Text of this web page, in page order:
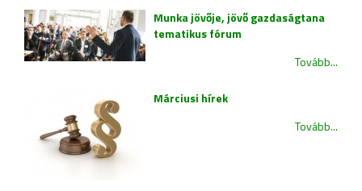
Munka jövője, jövő gazdaságtana
tematikus fórum
Tovább...
Márciusi hírek
Tovább...